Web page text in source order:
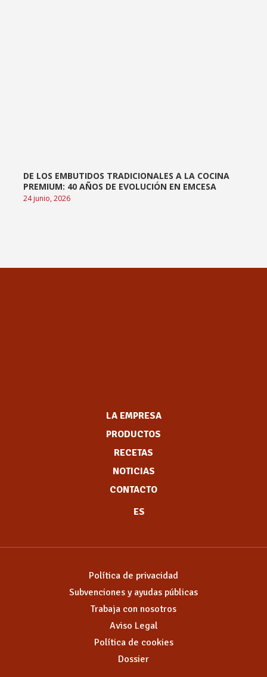
DE LOS EMBUTIDOS TRADICIONALES A LA COCINA
PREMIUM: 40 AÑOS DE EVOLUCIÓN EN EMCESA
24 junio, 2026
LA EMPRESA
PRODUCTOS
RECETAS
NOTICIAS
CONTACTO
ES
Política de privacidad
Subvenciones y ayudas públicas
Trabaja con nosotros
Aviso Legal
Política de cookies
Dossier